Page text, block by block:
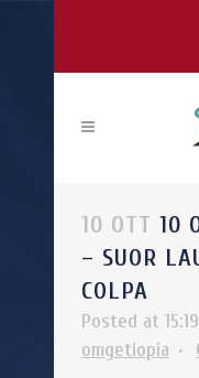
10 OTT 10
– SUOR
COLPA
Posted at
omgetiopia